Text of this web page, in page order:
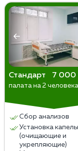
изменение
специалистов
выздоровление.
Стандарт 7 000
палата на 2 человека
Сбор анализов
Установка
(очищающие и
укрепляющие)